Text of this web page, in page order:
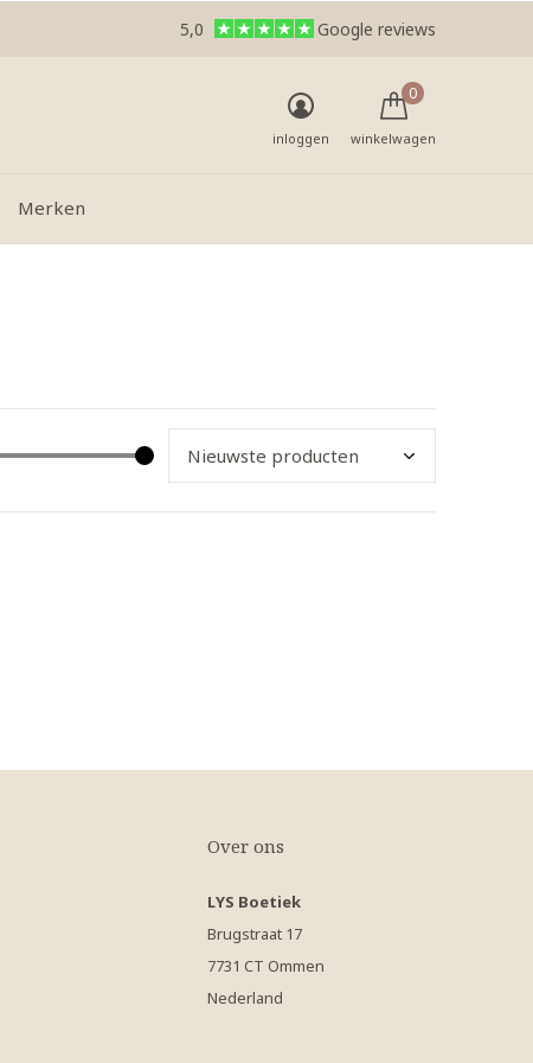
Merken
inloggen winkelwagen
0
5,0 Google reviews
Over ons
LYS Boetiek
Brugstraat 17
7731 CT Ommen
Nederland